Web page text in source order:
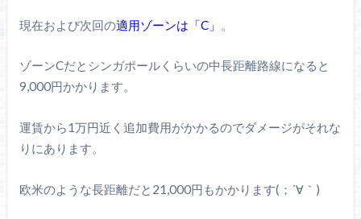
現在および次回の適用ゾーンは「C」 。
ゾーンCだとシンガポールくらいの中長距離路線になると
9,000円かかります。
運賃から1万円近く追加費用がかかるのでダメージがそれな
りにあります。
欧米のような長距離だと21,000円もかかります(；´∀｀)